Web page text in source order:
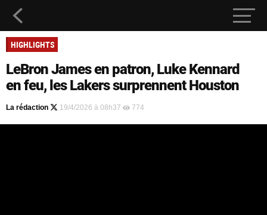
HIGHLIGHTS
LeBron James en patron, Luke Kennard
en feu, les Lakers surprennent Houston
La rédaction 19/4/2026 à 08h37 774